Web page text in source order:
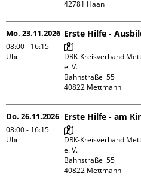
Mo. 23.11.2026
08:00 - 16:15
Uhr
Erste Hilfe -
DRK-Kreisverband
e. V.
Bahnstraße  55
Do. 26.11.2026
08:00 - 16:15
Uhr
Erste Hilfe - am
DRK-Kreisverband
e. V.
Bahnstraße  55